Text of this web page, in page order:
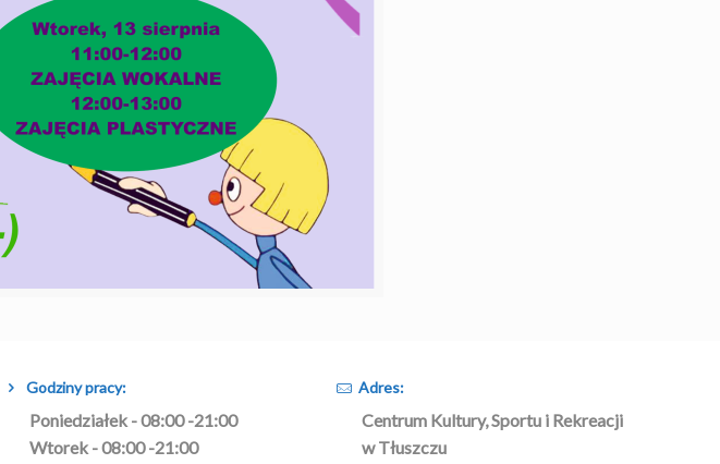
Godziny pracy:
Poniedziałek - 08:00 -21:00
Wtorek - 08:00 -21:00
Adres:
Centrum Kultury, Sportu i Rekreacji
w Tłuszczu